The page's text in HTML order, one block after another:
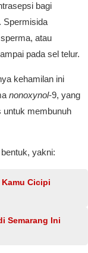
bagi
Spermisida
atau
pada sel telur.
kehamilan ini
nonoxynol-9, yang
untuk membunuh
yakni:
Cicipi
Semarang Ini